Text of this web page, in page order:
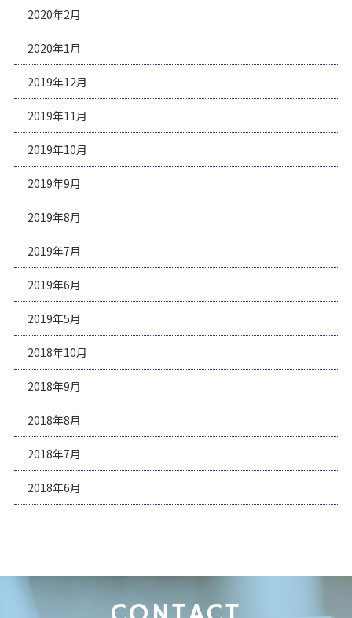
2020年2月
2020年1月
2019年12月
2019年11月
2019年10月
2019年9月
2019年8月
2019年7月
2019年6月
2019年5月
2018年10月
2018年9月
2018年8月
2018年7月
2018年6月